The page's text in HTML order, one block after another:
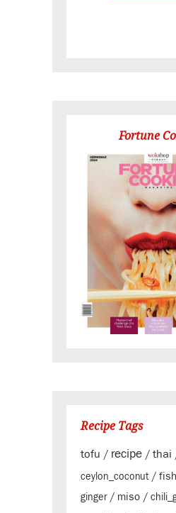
Fortune
Recipe Tags
tofu / recipe / thai
ceylon_coconut/
ginger/ miso /